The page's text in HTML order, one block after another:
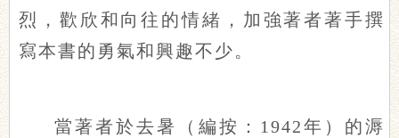
烈，歡欣和向往的情緒，加強著者著手撰
寫本書的勇氣和興趣不少。
當著者於去暑（ 編按：1942年 ）的溽